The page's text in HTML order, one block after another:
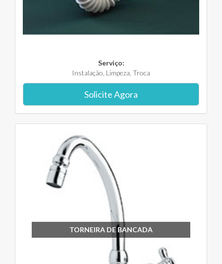
Serviço:
Instalação, Limpeza, Troca
Solicite Agora
TORNEIRA DE BANCADA